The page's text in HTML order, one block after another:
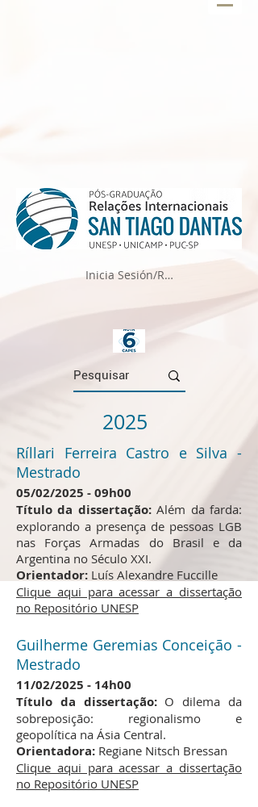
Inicia Sesión/Regístrate
2025
Ríllari Ferreira Castro e Silva -
Mestrado
05/02/2025 - 09h00
Título da dissertação:Além da farda:
explorando a presença de pessoas LGB
nas Forças Armadas do Brasil e da
Argentina no Século XXI.
Orientador: Luís Alexandre Fuccille
Clique aqui para acessar a dissertação
no Repositório UNESP
Guilherme Geremias Conceição -
Mestrado
11/02/2025 - 14h00
Título da dissertação:O dilema da
sobreposição: regionalismo e
geopolítica na Ásia Central.
Orientadora: Regiane Nitsch Bressan
Clique aqui para acessar a dissertação
no Repositório UNESP